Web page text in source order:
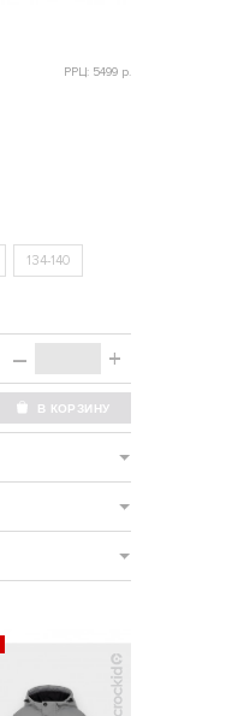
РРЦ: 5499 р.
134-140
– +